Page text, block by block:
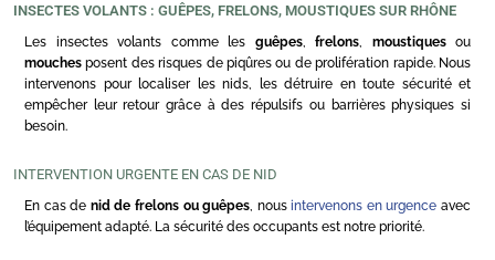
INSECTES VOLANTS : GUÊPES, FRELONS, MOUSTIQUES SUR RHÔNE
Les insectes volants comme les guêpes, frelons moustiquesou
mouches posent des risques de piqûres ou de prolifération rapide. Nous
intervenons pour localiser les nids, les détruire en toute sécurité et
empêcher leur retour grâce à des répulsifs ou barrières physiques si
besoin.
INTERVENTION URGENTE EN CAS DE NID
En cas de nid de frelons ou guêpes, nousintervenons en urgence avec
l’équipement adapté. La sécurité des occupants est notre priorité.